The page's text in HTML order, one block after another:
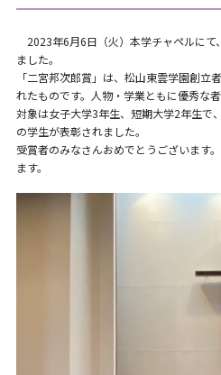
2023年6月6日（火）本学チャペルにて
ました。
「二宮邦次郎賞」は、松山東雲学園創立
れたものです。人物・学業ともに優秀な者
対象は女子大学3年生、短期大学2年生で
の学生が表彰されました。
受賞者のみなさんおめでとうございます
ます。